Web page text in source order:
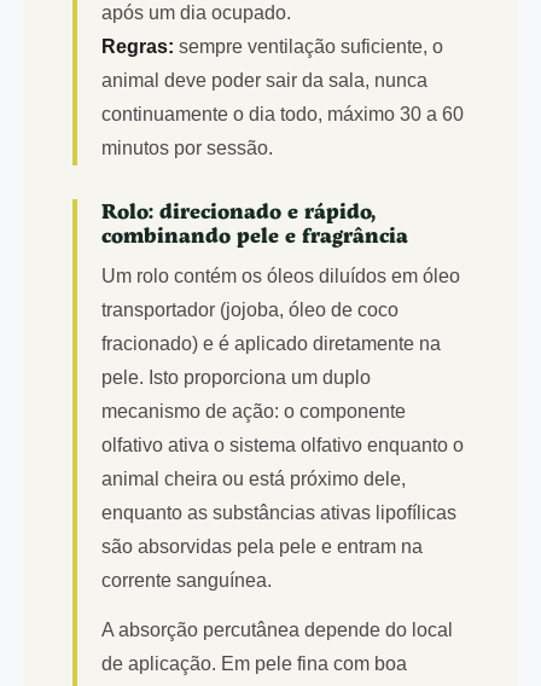
após um dia ocupado.
Regras: sempre ventilação suficiente, o
animal deve poder sair da sala, nunca
continuamente o dia todo, máximo 30 a 60
minutos por sessão.
Rolo: direcionado e rápido,
combinando pele e fragrância
Um rolo contém os óleos diluídos em óleo
transportador (jojoba, óleo de coco
fracionado) e é aplicado diretamente na
pele. Isto proporciona um duplo
mecanismo de ação: o componente
olfativo ativa o sistema olfativo enquanto o
animal cheira ou está próximo dele,
enquanto as substâncias ativas lipofílicas
são absorvidas pela pele e entram na
corrente sanguínea.
A absorção percutânea depende do local
de aplicação. Em pele fina com boa